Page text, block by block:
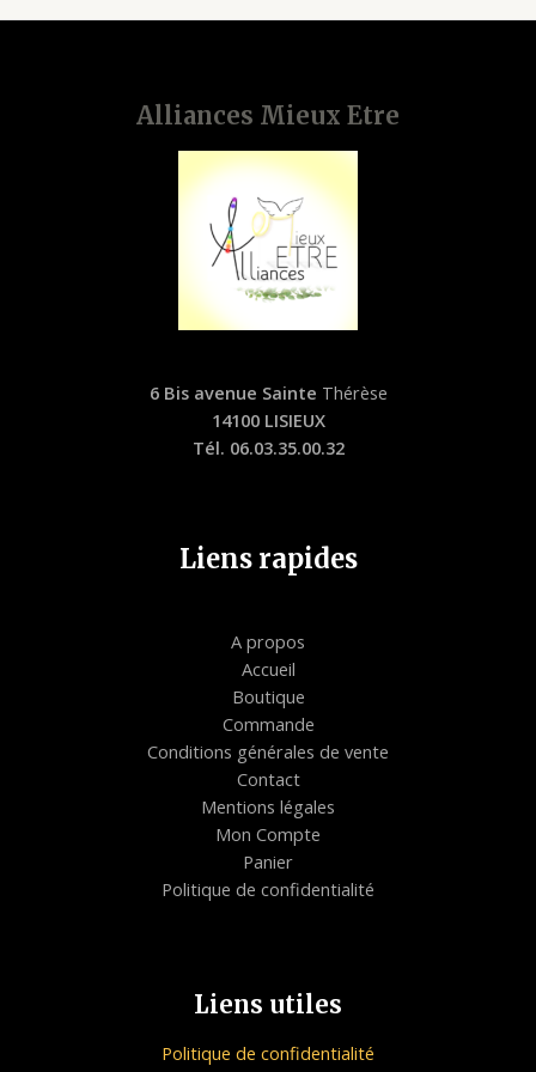
Alliances Mieux Etre
6 Bis avenue Sainte Thérèse
14100 LISIEUX
Tél. 06.03.35.00.32
Liens rapides
A propos
Accueil
Boutique
Commande
Conditions générales de vente
Contact
Mentions légales
Mon Compte
Panier
Politique de confidentialité
Liens utiles
Politique de confidentialité